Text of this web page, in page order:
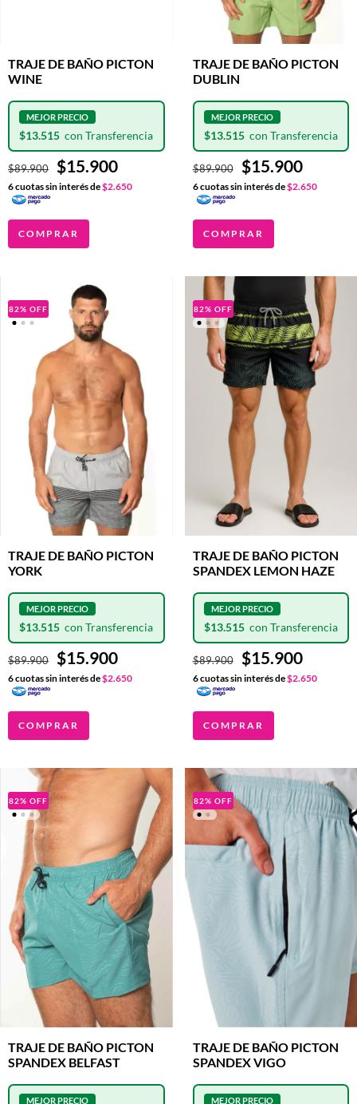
TRAJE DE BAÑO PICTON
WINE
$89.900 $15.900
$13.515
6cuotas sin interés de$2.650
COMPRAR
TRAJE DE BAÑO PICTON
DUBLIN
$89.900 $15.900
$13.515
6cuotas sin interés de$2.650
COMPRAR
82% OFF
TRAJE DE BAÑO PICTON
YORK
$89.900 $15.900
$13.515
6cuotas sin interés de$2.650
COMPRAR
82% OFF
TRAJE DE BAÑO PICTON
SPANDEX LEMON HAZE
$89.900 $15.900
$13.515
6cuotas sin interés de$2.650
COMPRAR
82% OFF
TRAJE DE BAÑO PICTON
SPANDEX BELFAST
82% OFF
TRAJE DE BAÑO PICTON
SPANDEX VIGO